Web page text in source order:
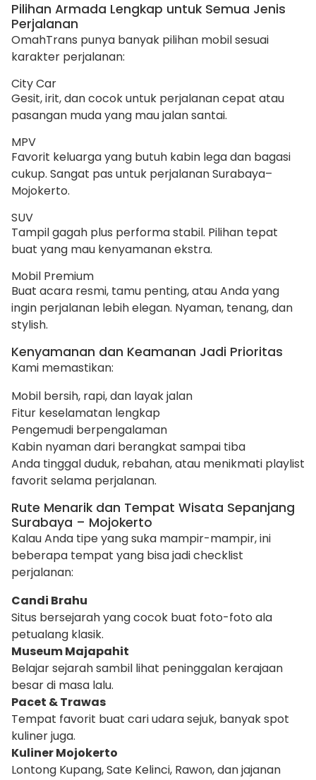
Pilihan Armada Lengkap untuk Semua Jenis
Perjalanan
OmahTrans punya banyak pilihan mobil sesuai
karakter perjalanan:
City Car
Gesit, irit, dan cocok untuk perjalanan cepat atau
pasangan muda yang mau jalan santai.
MPV
Favorit keluarga yang butuh kabin lega dan bagasi
cukup. Sangat pas untuk perjalanan Surabaya–
Mojokerto.
SUV
Tampil gagah plus performa stabil. Pilihan tepat
buat yang mau kenyamanan ekstra.
Mobil Premium
Buat acara resmi, tamu penting, atau Anda yang
ingin perjalanan lebih elegan. Nyaman, tenang, dan
stylish.
Kenyamanan dan Keamanan Jadi Prioritas
Kami memastikan:
Mobil bersih, rapi, dan layak jalan
Fitur keselamatan lengkap
Pengemudi berpengalaman
Kabin nyaman dari berangkat sampai tiba
Anda tinggal duduk, rebahan, atau menikmati playlist
favorit selama perjalanan.
Rute Menarik dan Tempat Wisata Sepanjang
Surabaya – Mojokerto
Kalau Anda tipe yang suka mampir-mampir, ini
beberapa tempat yang bisa jadi checklist
perjalanan:
Candi Brahu
Situs bersejarah yang cocok buat foto-foto ala
petualang klasik.
Museum Majapahit
Belajar sejarah sambil lihat peninggalan kerajaan
besar di masa lalu.
Pacet & Trawas
Tempat favorit buat cari udara sejuk, banyak spot
kuliner juga.
Kuliner Mojokerto
Lontong Kupang, Sate Kelinci, Rawon, dan jajanan